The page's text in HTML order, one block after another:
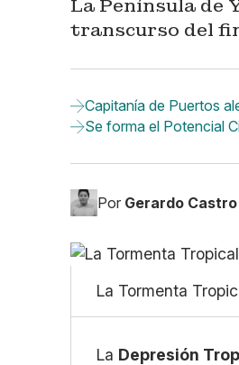
La Península de
transcurso del
Capitanía de Puertos
Se forma el Potencial
Por Gerardo Castro
La Tormenta
La Depresión